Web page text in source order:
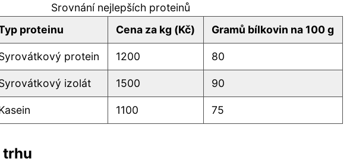
Srovnání nejlepších proteinů
proteinu Cena za kg (Kč) Gramů bílkovin na 100 g
protein 1200 80
izolát 1500 90
1100 75
trhu